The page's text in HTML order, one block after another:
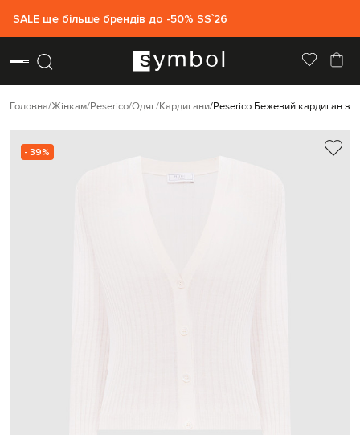
SALE ще більше брендів до -50% SS`26
Головна Жінкам Peserico Одяг Кардигани Peserico Бежевий кардиган з
- 39%